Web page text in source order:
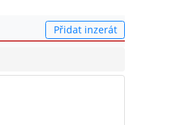
Přidat inzerát